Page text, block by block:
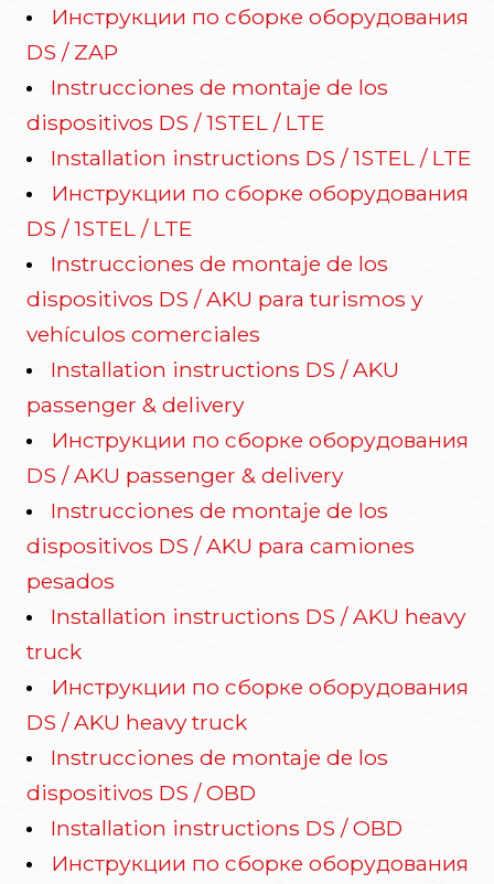
Инструкции по сборке оборудования
DS / ZAP
Instrucciones de montaje de los
dispositivos DS / 1STEL / LTE
Installation instructions DS / 1STEL / LTE
Инструкции по сборке оборудования
DS / 1STEL / LTE
Instrucciones de montaje de los
dispositivos DS / AKU para turismos y
vehículos comerciales
Installation instructions DS / AKU
passenger & delivery
Инструкции по сборке оборудования
DS / AKU passenger & delivery
Instrucciones de montaje de los
dispositivos DS / AKU para camiones
pesados
Installation instructions DS / AKU heavy
truck
Инструкции по сборке оборудования
DS / AKU heavy truck
Instrucciones de montaje de los
dispositivos DS / OBD
Installation instructions DS / OBD
Инструкции по сборке оборудования